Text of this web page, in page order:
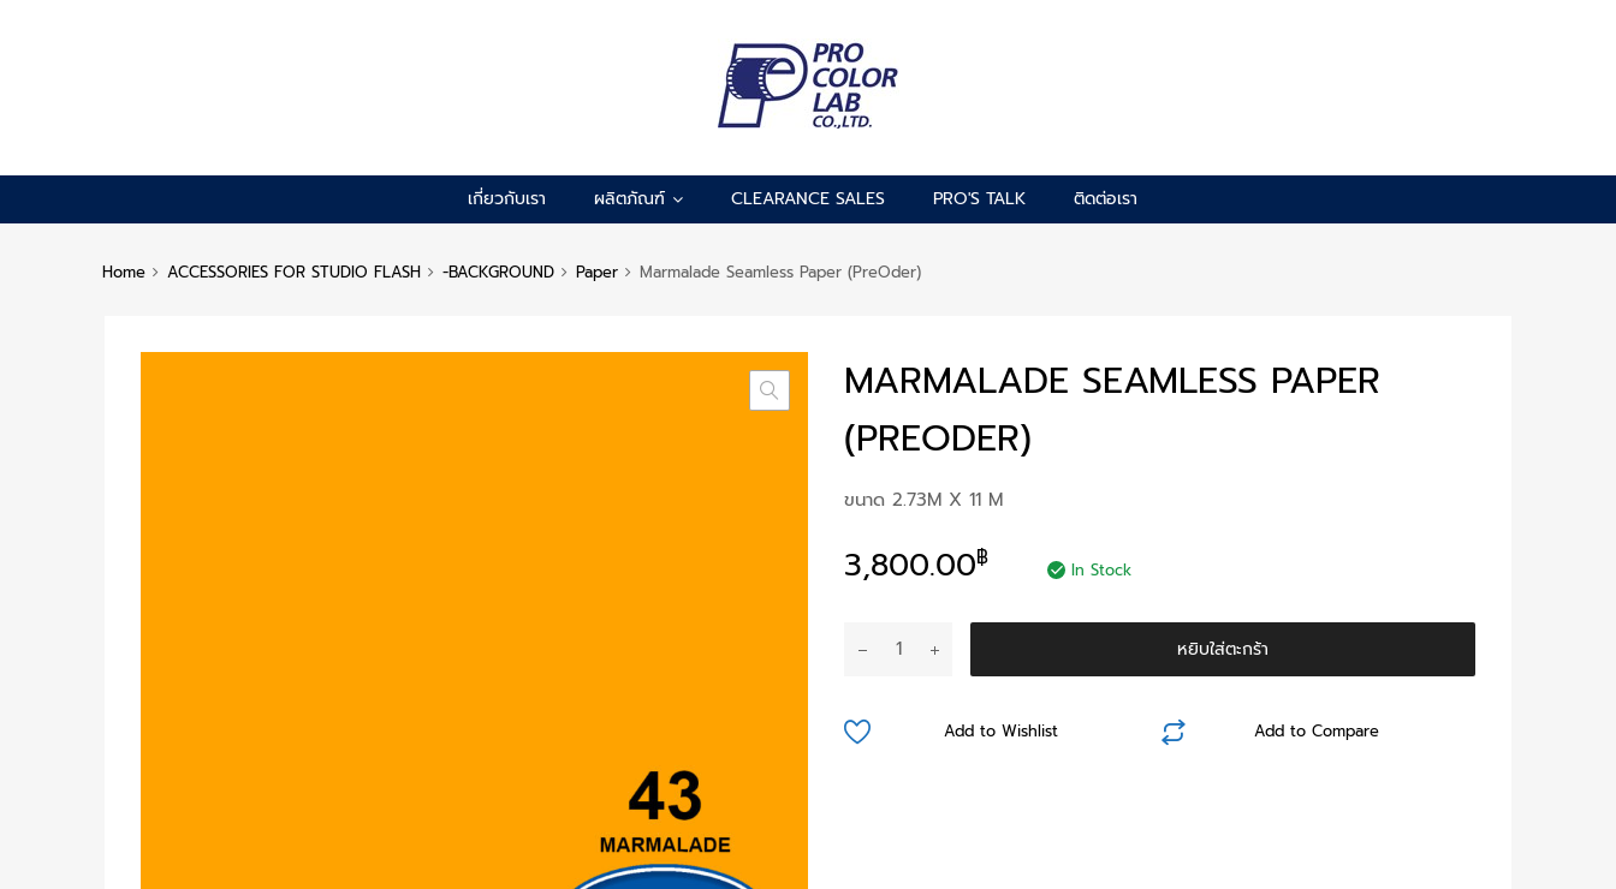
to
เกี่ยวกับเรา ผลิตภัณฑ์ CLEARANCE SALES PRO'S TALK ติดต่อเรา
Home ACCESSORIES FOR STUDIO FLASH -BACKGROUND Paper Marmalade Seamless Paper (PreOder)
MARMALADE SEAMLESS PAPER
(PREODER)
ขนาด 2.73M X 11 M
3,800.00฿ In Stock
จำนวน
หยิบใส่ตะกร้า
Add to Compare
Add to Wishlist